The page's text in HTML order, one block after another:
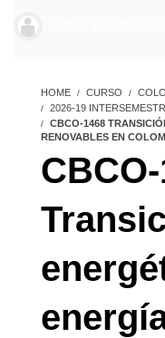
HOME CURSO
2026-19
CBCO-1468
RENOVABLES EN